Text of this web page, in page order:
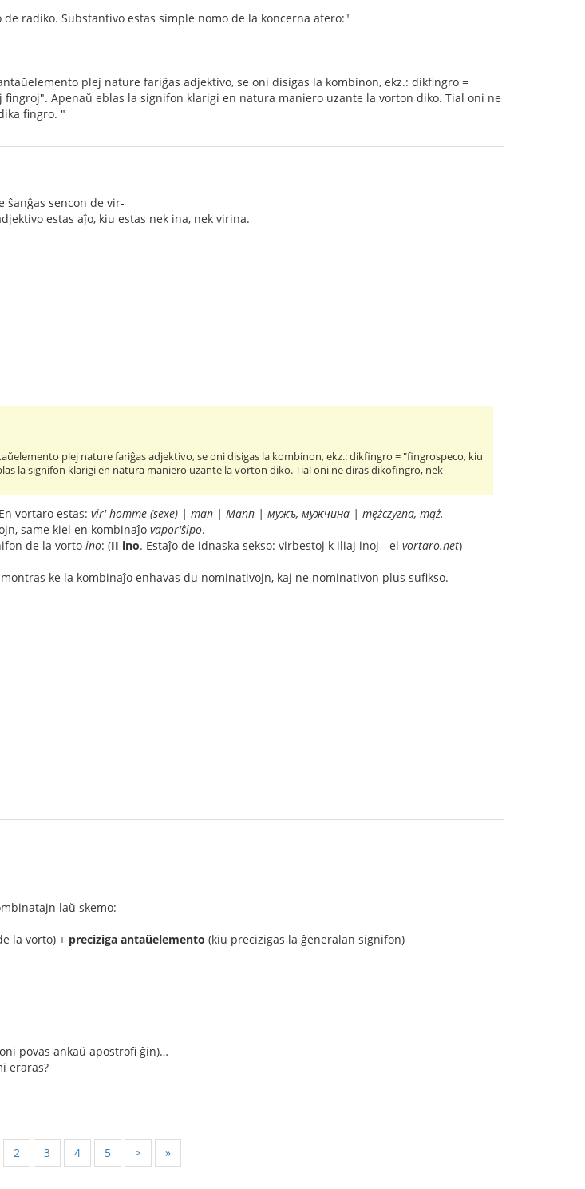
radiko. Substantivo estas simple nomo de la koncerna afero:"
plej nature fariĝas adjektivo, se oni disigas la kombinon, ekz.: dikfingro =
Apenaŭ eblas la signifon klarigi en natura maniero uzante la vorton diko. Tial oni ne
fingro. "
ŝanĝas sencon de vir-
estas aĵo, kiu estas nek ina, nek virina.
plej nature fariĝas adjektivo, se oni disigas la kombinon, ekz.: dikfingro = "fingrospeco, kiu
la signifon klarigi en natura maniero uzante la vorton diko. Tial oni ne diras dikofingro, nek
vortaro estas: vir' homme (sexe) | man | Mann | мужъ, мужчина | mężczyzna, mąż.
same kiel en kombinaĵo vapor'ŝipo.
de la vorto ino: (II ino. Estaĵo de idnaska sekso: virbestoj k iliaj inoj - el vortaro.net)
ke la kombinaĵo enhavas du nominativojn, kaj ne nominativon plus sufikso.
laŭ skemo:
la vorto) + preciziga antaŭelemento (kiu precizigas la ĝeneralan signifon)
povas ankaŭ apostrofi ĝin)…
eraras?
2 3 4 5 > »